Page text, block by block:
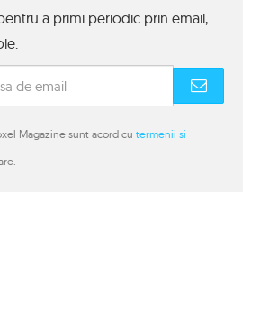
a primi periodic prin email,
Magazine sunt acord cu termenii si